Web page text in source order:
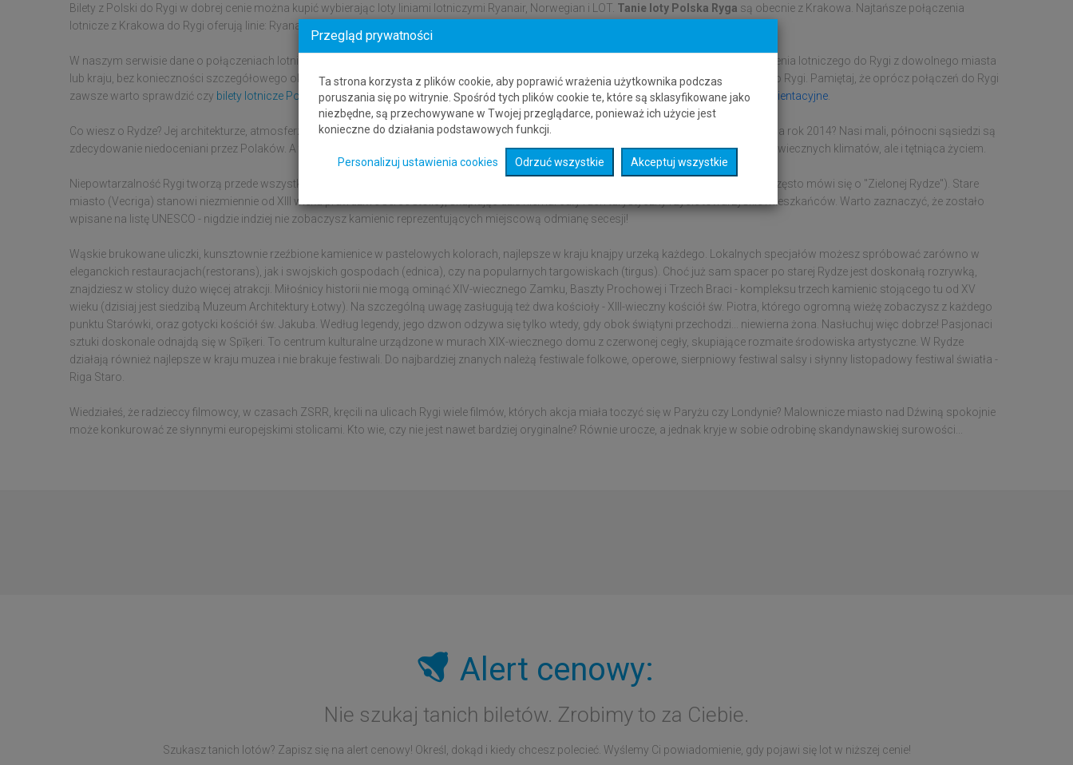
Bilety z Polski do Rygi w dobrej cenie można kupić wybierając loty liniami lotniczymi Ryanair, Norwegian i LOT. Tanie loty Polska Ryga są obecnie z Krakowa. Najtańsze połączenia
lotnicze z Krakowa do Rygi oferują linie: Ryanair.
W naszym serwisie dane o połączeniach lotniczych zbierane są z wielu różnych systemów rezerwacyjnych. Umożliwia to wyszukanie połączenia lotniczego do Rygi z dowolnego miasta
lub kraju, bez konieczności szczegółowego określania lotniska wylotu i przylotu. Bluesky.pl to najlepsza wyszukiwarka tanich lotów z Polski do Rygi. Pamiętaj, że oprócz połączeń do Rygi
zawsze warto sprawdzić czy bilety lotnicze Polska Łotwanie będą tańsze, gdy wybierzesz inne lotnisko docelowe niż Ryga. Podane ceny są orientacyjne
Co wiesz o Rydze? Jej architekturze, atmosferze starego miasta? Co takiego w sobie kryje, że zasłużyła na miano Europejskiej Stolicy Kultury na rok 2014? Nasi mali, północni sąsiedzi są
zdecydowanie niedoceniani przez Polaków. A tymczasem stolica Łotwy to prawdziwa nadbałtycka perełka, pełna uroczych zakątków, średniowiecznych klimatów, ale i tętniąca życiem.
Niepowtarzalność Rygi tworzą przede wszystkim secesyjne kamienice, liczne średniowieczne zabytki i mnóstwo zieleni - parki, laski, skwery (często mówi się o "Zielonej Rydze"). Stare
miasto (Vecriga) stanowi niezmiennie od XIII wieku prawdziwe serce stolicy, skupiając dziś niemal cały ruch turystyczny i życie towarzyskie mieszkańców. Warto zaznaczyć, że zostało
wpisane na listę UNESCO - nigdzie indziej nie zobaczysz kamienic reprezentujących miejscową odmianę secesji!
Wąskie brukowane uliczki, kunsztownie rzeźbione kamienice w pastelowych kolorach, najlepsze w kraju knajpy urzeką każdego. Lokalnych specjałów możesz spróbować zarówno w
eleganckich restauracjach(restorans), jak i swojskich gospodach (ednica), czy na popularnych targowiskach (tirgus). Choć już sam spacer po starej Rydze jest doskonałą rozrywką,
znajdziesz w stolicy dużo więcej atrakcji. Miłośnicy historii nie mogą ominąć XIV-wiecznego Zamku, Baszty Prochowej i Trzech Braci - kompleksu trzech kamienic stojącego tu od XV
wieku (dzisiaj jest siedzibą Muzeum Architektury Łotwy). Na szczególną uwagę zasługują też dwa kościoły - XIII-wieczny kościół św. Piotra, którego ogromną wieżę zobaczysz z każdego
punktu Starówki, oraz gotycki kościół św. Jakuba. Według legendy, jego dzwon odzywa się tylko wtedy, gdy obok świątyni przechodzi... niewierna żona. Nasłuchuj więc dobrze! Pasjonaci
sztuki doskonale odnajdą się w Spīķeri. To centrum kulturalne urządzone w murach XIX-wiecznego domu z czerwonej cegły, skupiające rozmaite środowiska artystyczne. W Rydze
działają również najlepsze w kraju muzea i nie brakuje festiwali. Do najbardziej znanych należą festiwale folkowe, operowe, sierpniowy festiwal salsy i słynny listopadowy festiwal światła -
Riga Staro.
Wiedziałeś, że radzieccy filmowcy, w czasach ZSRR, kręcili na ulicach Rygi wiele filmów, których akcja miała toczyć się w Paryżu czy Londynie? Malownicze miasto nad Dźwiną spokojnie
może konkurować ze słynnymi europejskimi stolicami. Kto wie, czy nie jest nawet bardziej oryginalne? Równie urocze, a jednak kryje w sobie odrobinę skandynawskiej surowości...
Alert cenowy:
Nie szukaj tanich biletów. Zrobimy to za Ciebie.
Szukasz tanich lotów? Zapisz się na alert cenowy! Określ, dokąd i kiedy chcesz polecieć. Wyślemy Ci powiadomienie, gdy pojawi się lot w niższej cenie!
Przegląd prywatności
Ta strona korzysta z plików cookie, aby poprawić wrażenia użytkownika podczas
poruszania się po witrynie. Spośród tych plików cookie te, które są sklasyfikowane jako
niezbędne, są przechowywane w Twojej przeglądarce, ponieważ ich użycie jest
konieczne do działania podstawowych funkcji.
Personalizuj ustawienia cookies Odrzuć wszystkie Akceptuj wszystkie